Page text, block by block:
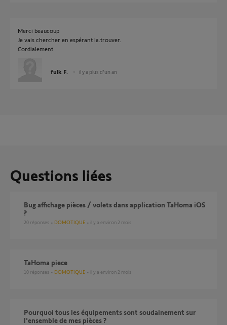
Merci beaucoup
Je vais chercher en espérant la.trouver.
Cordialement
fulk F. il y a plus d'un an
Questions liées
Bug affichage pièces / volets dans application TaHoma iOS
?
20 réponses DOMOTIQUE il y a environ 2 mois
TaHoma piece
10 réponses DOMOTIQUE il y a environ 2 mois
Pourquoi tous les équipements sont soudainement sur
l'ensemble de mes pièces ?